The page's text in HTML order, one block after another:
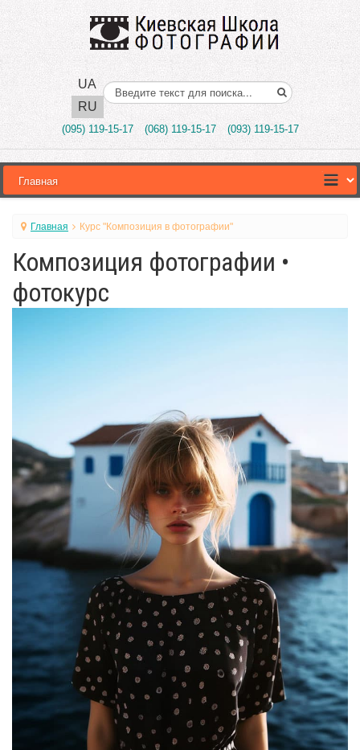
UA
RU
Поиск..
(095) 119-15-17 (068) 119-15-17 (093) 119-15-17
Главная Курс "Композиция в фотографии"
Композиция фотографии •
фотокурс